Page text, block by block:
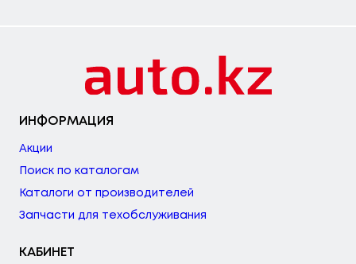
ИНФОРМАЦИЯ
Акции
Поиск по каталогам
Каталоги от производителей
Запчасти для техобслуживания
КАБИНЕТ